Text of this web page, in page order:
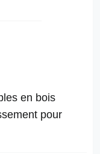
en bois
pour